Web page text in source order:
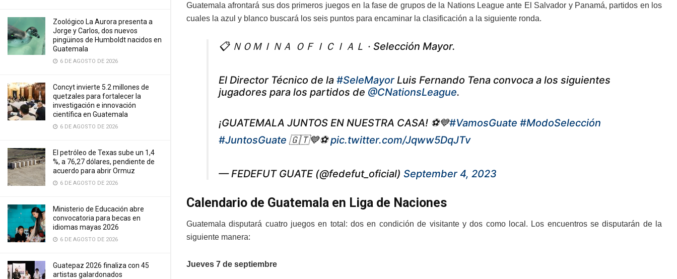
Zoológico La Aurora presenta a
Jorge y Carlos, dos nuevos
pingüinos de Humboldt nacidos en
Guatemala
6 DE AGOSTO DE 2026
Concyt invierte 5.2 millones de
quetzales para fortalecer la
investigación e innovación
científica en Guatemala
6 DE AGOSTO DE 2026
El petróleo de Texas sube un 1,4
%, a 76,27 dólares, pendiente de
acuerdo para abrir Ormuz
6 DE AGOSTO DE 2026
Ministerio de Educación abre
convocatoria para becas en
idiomas mayas 2026
6 DE AGOSTO DE 2026
Guatepaz 2026 finaliza con 45
artistas galardonados
Guatemala afrontará sus dos primeros juegos en la fase de grupos de la Nations League ante El Salvador y Panamá, partidos en los
cuales la azul y blanco buscará los seis puntos para encaminar la clasificación a la siguiente ronda.
📋 ＮＯＭＩＮＡ ＯＦＩＣＩＡＬ · Selección Mayor.
El Director Técnico de la #SeleMayorLuis Fernando Tena convoca a los siguientes
jugadores para los partidos de @CNationsLeague.
¡GUATEMALA JUNTOS EN NUESTRA CASA! ⚽️💙#VamosGuate #ModoSelección
#JuntosGuate 🇬🇹💙⚽️pic.twitter.com/Jqww5DqJTv
— FEDEFUT GUATE (@fedefut_oficial) September 4, 2023
Calendario de Guatemala en Liga de Naciones
Guatemala disputará cuatro juegos en total: dos en condición de visitante y dos como local. Los encuentros se disputarán de la
siguiente manera:
Jueves 7 de septiembre